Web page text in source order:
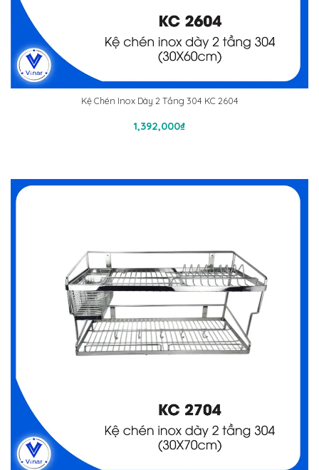
Kệ Chén Inox Dày 2 Tầng 304 KC 2604
1,392,000₫
Thêm Vào Giỏ Hàng